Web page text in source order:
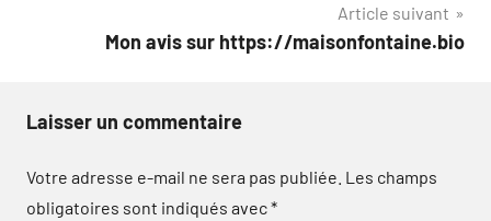
Article suivant
Mon avis sur https://maisonfontaine.bio
Laisser un commentaire
Votre adresse e-mail ne sera pas publiée. Les champs
obligatoires sont indiqués avec*